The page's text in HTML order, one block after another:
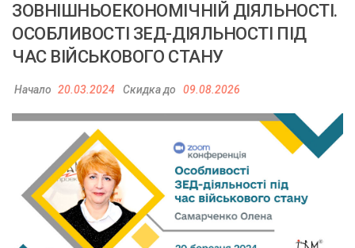
ЗОВНІШНЬОЕКОНОМІЧНІЙ ДІЯЛЬНОСТІ.
ОСОБЛИВОСТІ ЗЕД-ДІЯЛЬНОСТІ ПІД
ЧАС ВІЙСЬКОВОГО СТАНУ
Начало 20.03.2024 Скидка до 09.08.2026